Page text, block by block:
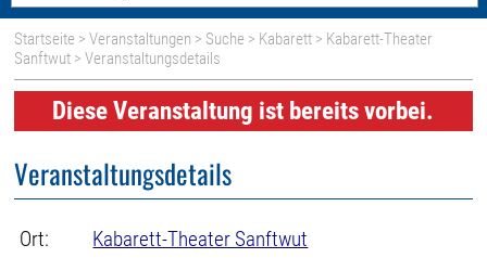
Startseite >Veranstaltungen > Suche > Kabarett > Kabarett-Theater
Sanftwut > Veranstaltungsdetails
Diese Veranstaltung ist bereits vorbei.
Veranstaltungsdetails
Ort:
Kabarett-Theater Sanftwut